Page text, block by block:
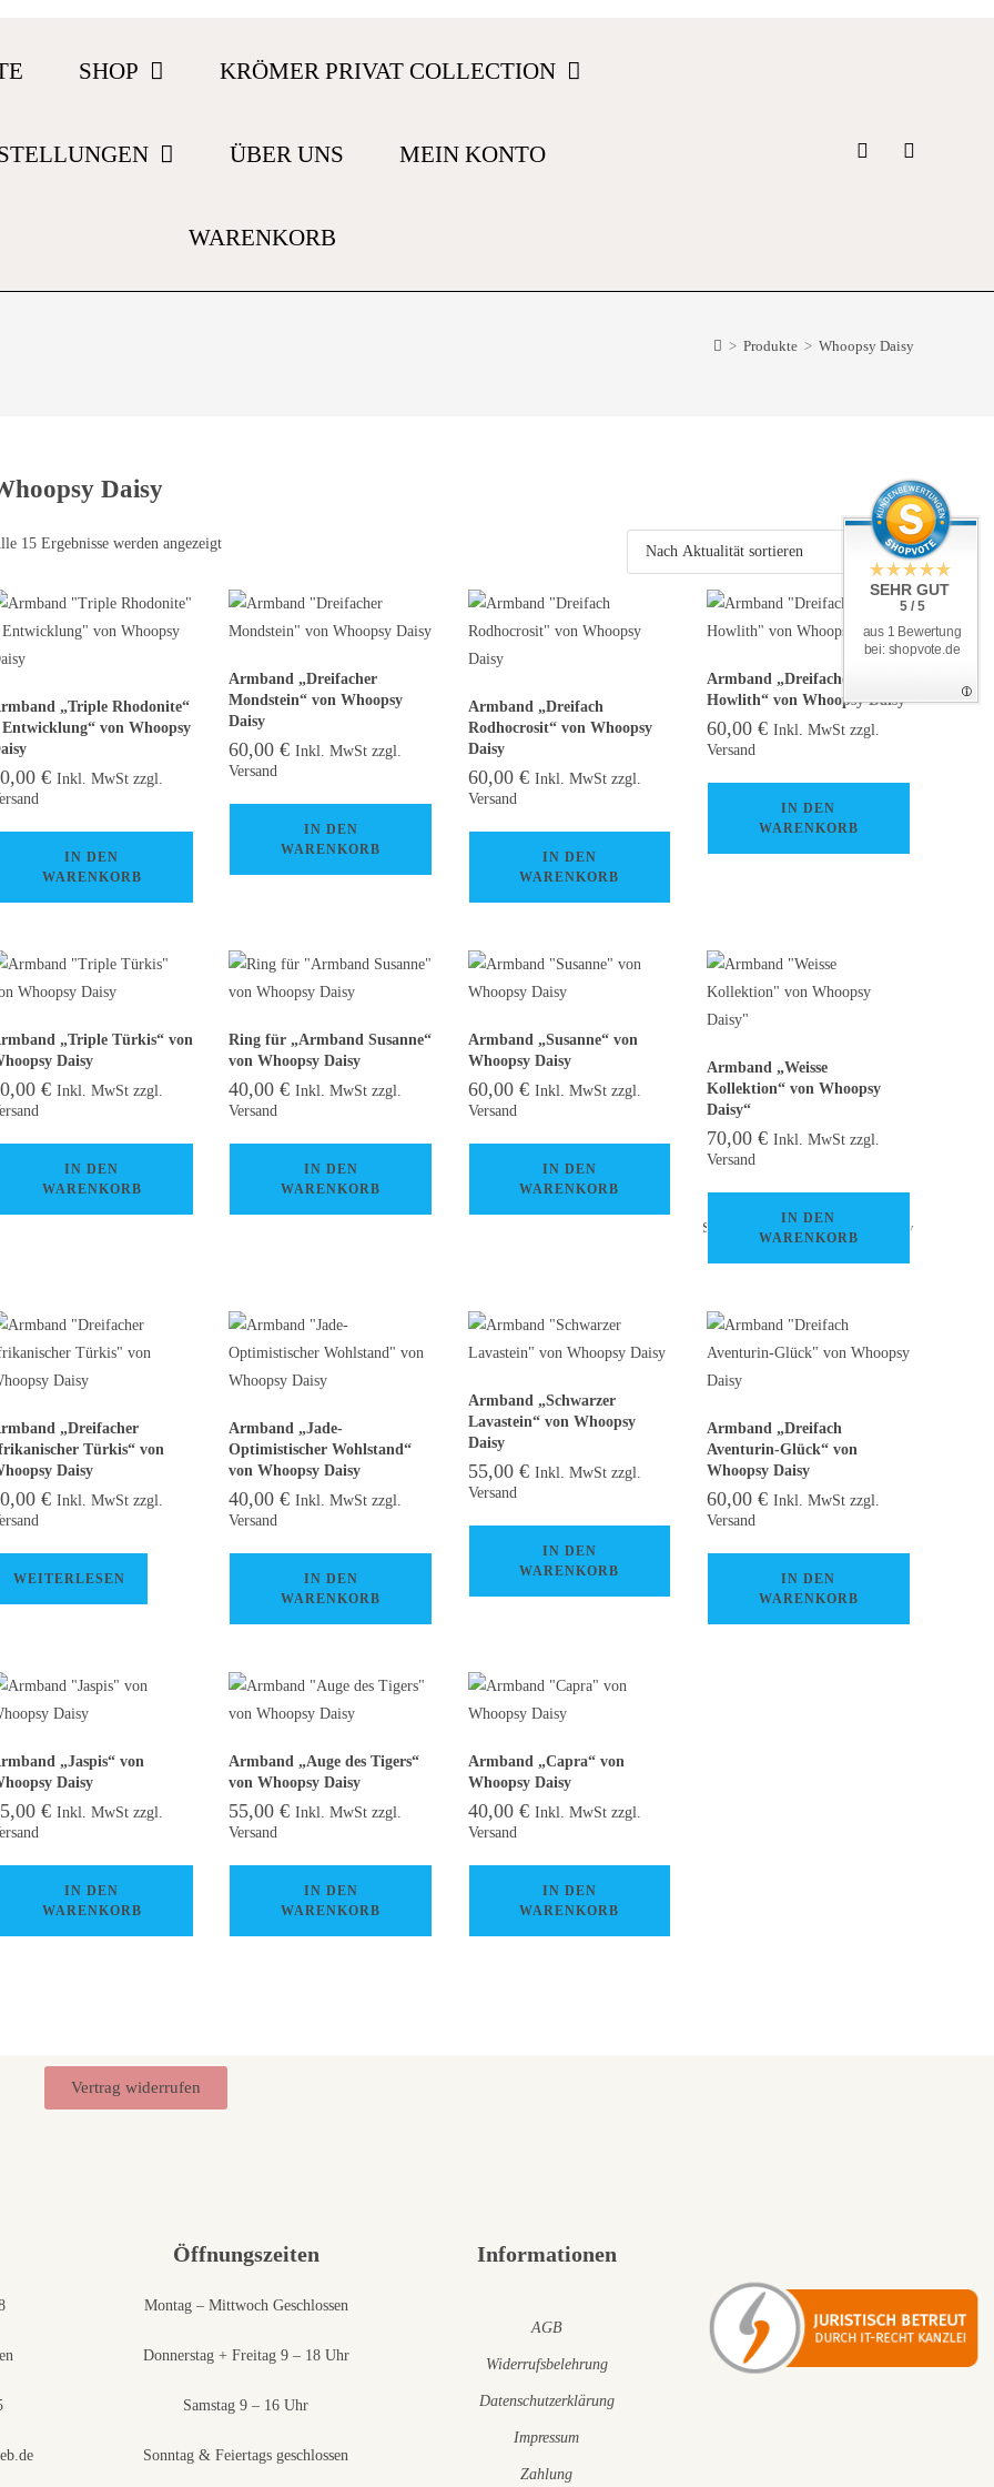
SHOP KRÖMER PRIVAT COLLECTION
ÜBER UNS MEIN KONTO
WARENKORB
> Produkte > Whoopsy Daisy
Start Marken > Whoopsy Daisy
Daisy
15 Ergebnisse werden angezeigt
„Triple Rhodonite“
Entwicklung“ von Whoopsy
€ Inkl. MwSt zzgl.
IN DEN
WARENKORB
Armband „Dreifacher
Mondstein“ von Whoopsy
Daisy
60,00€ Inkl. MwSt zzgl.
Versand
IN DEN
WARENKORB
Armband „Dreifach
Rodhocrosit“ von Whoopsy
Daisy
60,00 € Inkl. MwSt zzgl.
Versand
IN DEN
WARENKORB
Armband „Dreifacher
Howlith“ von Whoopsy Daisy
60,00 € Inkl. MwSt zzgl.
Versand
IN DEN
WARENKORB
„Triple Türkis“ von
Daisy
€ Inkl. MwSt zzgl.
IN DEN
WARENKORB
Ring für „Armband Susanne“
von Whoopsy Daisy
40,00€ Inkl. MwSt zzgl.
Versand
IN DEN
WARENKORB
Armband „Susanne“ von
Whoopsy Daisy
60,00 € Inkl. MwSt zzgl.
Versand
IN DEN
WARENKORB
Armband „Weisse
Kollektion“ von Whoopsy
Daisy“
70,00 € Inkl. MwSt zzgl.
Versand
IN DEN
WARENKORB
„Dreifacher
Türkis“ von
Daisy
€ Inkl. MwSt zzgl.
WEITERLESEN
Armband „Jade-
Optimistischer Wohlstand“
von Whoopsy Daisy
40,00€ Inkl. MwSt zzgl.
Versand
IN DEN
WARENKORB
Armband „Schwarzer
Lavastein“ von Whoopsy
Daisy
55,00 € Inkl. MwSt zzgl.
Versand
IN DEN
WARENKORB
Armband „Dreifach
Aventurin-Glück“ von
Whoopsy Daisy
60,00 € Inkl. MwSt zzgl.
Versand
IN DEN
WARENKORB
„Jaspis“ von
Daisy
€ Inkl. MwSt zzgl.
IN DEN
WARENKORB
Armband „Auge des Tigers“
von Whoopsy Daisy
55,00€ Inkl. MwSt zzgl.
Versand
IN DEN
WARENKORB
Armband „Capra“ von
Whoopsy Daisy
40,00 € Inkl. MwSt zzgl.
Versand
IN DEN
WARENKORB
Vertrag widerrufen
Öffnungszeiten
Montag – Mittwoch Geschlossen
Donnerstag + Freitag 9 – 18 Uhr
Samstag 9 – 16 Uhr
Sonntag & Feiertags geschlossen
Informationen
AGB
Widerrufsbelehrung
Datenschutzerklärung
Impressum
Zahlung
SEHR GUT
5 / 5
aus 1 Bewertung
bei: shopvote.de